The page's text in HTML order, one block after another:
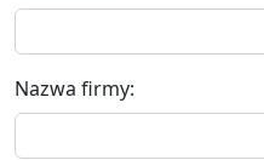
Nazwa firmy: